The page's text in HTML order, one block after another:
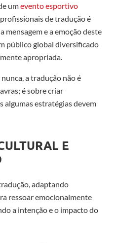
umevento esportivo
de tradução é
mensagem e a emoção deste
público global diversificado
apropriada.
a tradução não é
é sobre criar
algumas estratégias devem
E
adaptando
ressoar emocionalmente
a intenção e o impacto do